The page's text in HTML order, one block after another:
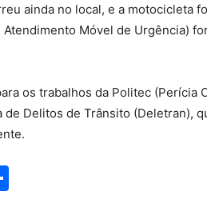
ainda no local, e a motocicleta
Móvel de Urgência)
os trabalhos da Politec (Perícia
de Delitos de Trânsito (Deletran),